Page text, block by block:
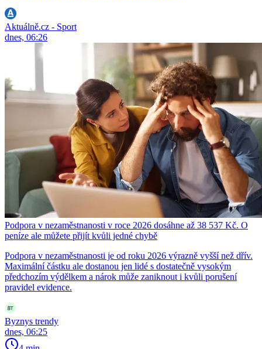
Aktuálně.cz - Sport
dnes, 06:26
Podpora v nezaměstnanosti v roce 2026 dosáhne až 38 537 Kč. O
peníze ale můžete přijít kvůli jedné chybě
Podpora v nezaměstnanosti je od roku 2026 výrazně vyšší než dřív.
Maximální částku ale dostanou jen lidé s dostatečně vysokým
předchozím výdělkem a nárok může zaniknout i kvůli porušení
pravidel evidence.
Byznys trendy
dnes, 06:25